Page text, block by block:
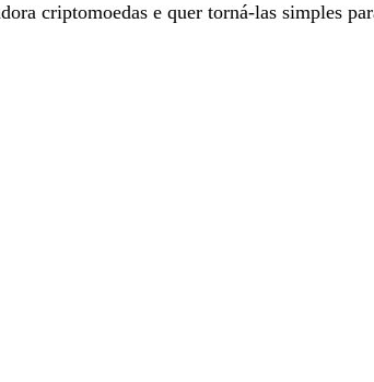
criptomoedas e quer torná-las simples